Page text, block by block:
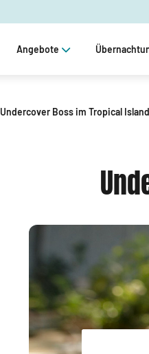
Angebote
Undercover Boss im Tropical